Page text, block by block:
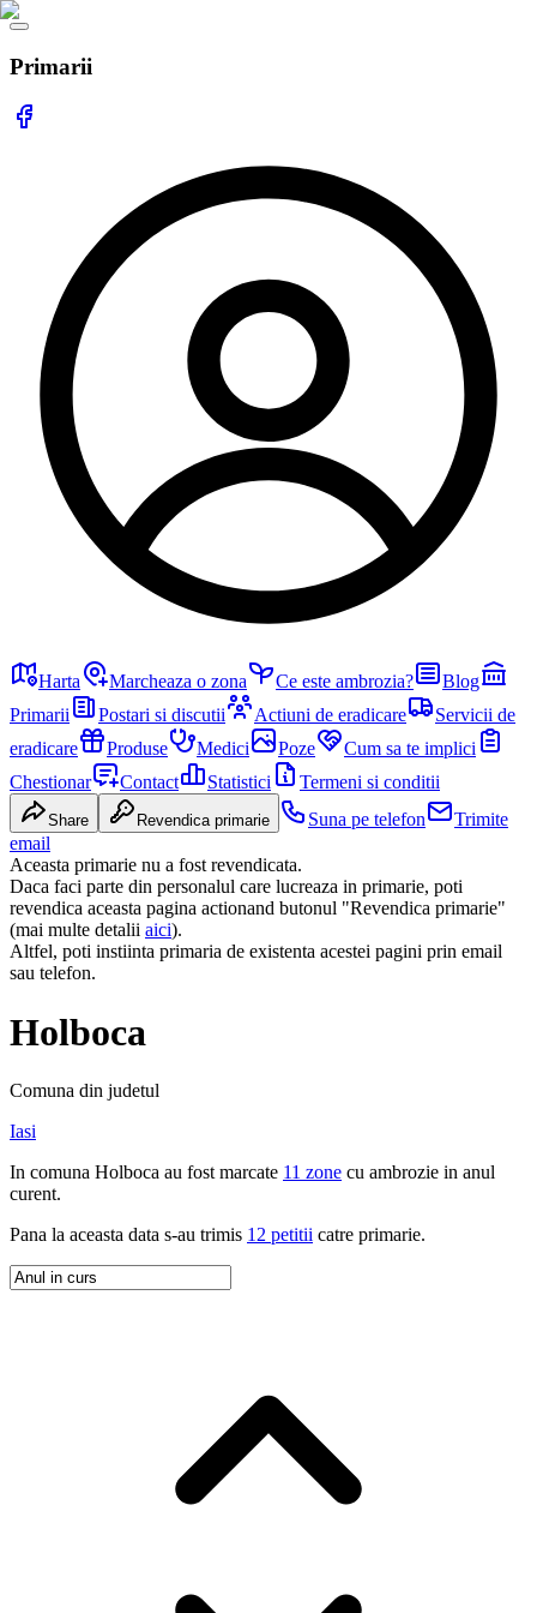
Primarii
Harta Marcheaza o zona Ce este ambrozia?
Blog
Primarii
Postari si discutii Actiuni de eradicare
Servicii de
eradicare
Produse Medici Poze
Cum sa te implici
Chestionar
Contact Statistici Termeni si conditii
Share Revendica primarie Suna pe telefon
Trimite
email
Aceasta primarie nu a fost revendicata.
Daca faci parte din personalul care lucreaza in primarie, poti
revendica aceasta pagina actionand butonul "Revendica primarie"
(mai multe detalii aici).
Altfel, poti instiinta primaria de existenta acestei pagini prin email
sau telefon.
Holboca
Comuna din judetul
Iasi
In comuna Holboca au fost marcate 11 zone cu ambrozie in anul
curent.
Pana la aceasta data s-au trimis 12 petitii catre primarie.